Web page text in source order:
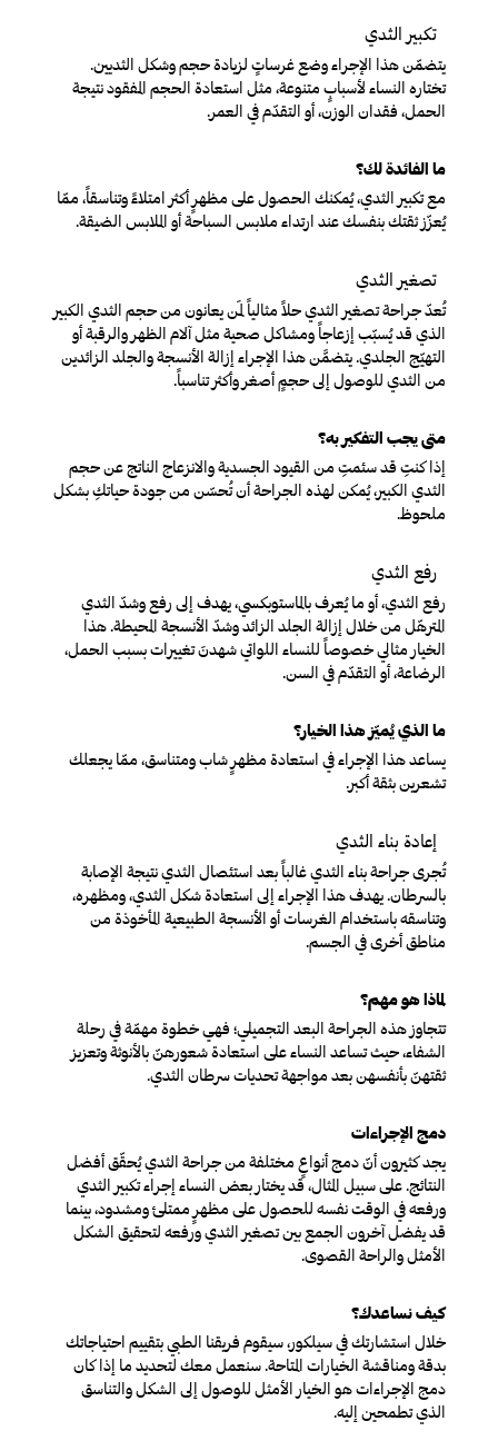
تكبير الثدي
يتضمّن هذا الإجراء وضع غرساتٍ لزيادة حجم وشكل الثديين.
تختاره النساء لأسبابٍ متنوعة، مثل استعادة الحجم المفقود نتيجة
الحمل، فقدان الوزن، أو التقدّم في العمر.
ما الفائدة لك؟
مع تكبير الثدي، يُمكنك الحصول على مظهرٍ أكثر امتلاءً وتناسقاً، ممّا
يُعزّز ثقتك بنفسك عند ارتداء ملابس السباحة أو الملابس الضيقة.
تصغير الثدي
تُعدّ جراحة تصغير الثدي حلاً مثالياً لمَن يعانون من حجم الثدي الكبير
الذي قد يُسبّب إزعاجاً ومشاكل صحية مثل آلام الظهر والرقبة أو
التهيّج الجلدي. يتضمَّن هذا الإجراء إزالة الأنسجة والجلد الزائدين
من الثدي للوصول إلى حجمٍ أصغر وأكثر تناسباً.
متى يجب التفكير به؟
إذا كنتِ قد سئمتِ من القيود الجسدية والانزعاج الناتج عن حجم
الثدي الكبير، يُمكن لهذه الجراحة أن تُحسّن من جودة حياتكِ بشكل
ملحوظ.
رفع الثدي
رفع الثدي، أو ما يُعرف بالماستوبكسي، يهدف إلى رفع وشدّ الثدي
المترهّل من خلال إزالة الجلد الزائد وشدّ الأنسجة المحيطة. هذا
الخيار مثالي خصوصاً للنساء اللواتي شهدنَ تغييرات بسبب الحمل،
الرضاعة، أو التقدّم في السن.
ما الذي يُميّز هذا الخيار؟
يساعد هذا الإجراء في استعادة مظهرٍ شاب ومتناسق، ممّا يجعلك
تشعرين بثقة أكبر.
إعادة بناء الثدي
تُجرى جراحة بناء الثدي غالباً بعد استئصال الثدي نتيجة الإصابة
بالسرطان. يهدف هذا الإجراء إلى استعادة شكل الثدي، ومظهره،
وتناسقه باستخدام الغرسات أو الأنسجة الطبيعية المأخوذة من
مناطق أخرى في الجسم.
لماذا هو مهم؟
تتجاوز هذه الجراحة البعد التجميلي؛ فهي خطوة مهمّة في رحلة
الشفاء، حيث تساعد النساء على استعادة شعورهنّ بالأنوثة وتعزيز
ثقتهنّ بأنفسهن بعد مواجهة تحديات سرطان الثدي.
دمج الإجراءات
يجد كثيرون أنّ دمج أنواعٍ مختلفة من جراحة الثدي يُحقّق أفضل
النتائج. على سبيل المثال، قد يختار بعض النساء إجراء تكبير الثدي
ورفعه في الوقت نفسه للحصول على مظهرٍ ممتلئ ومشدود، بينما
قد يفضل آخرون الجمع بين تصغير الثدي ورفعه لتحقيق الشكل
الأمثل والراحة القصوى.
كيف نساعدك؟
خلال استشارتك في سيلكور، سيقوم فريقنا الطبي بتقييم احتياجاتك
بدقة ومناقشة الخيارات المتاحة. سنعمل معك لتحديد ما إذا كان
دمج الإجراءات هو الخيار الأمثل للوصول إلى الشكل والتناسق
الذي تطمحين إليه.